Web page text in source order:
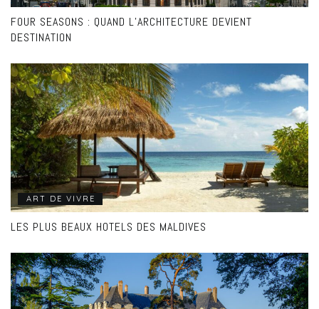
FOUR SEASONS : QUAND L’ARCHITECTURE DEVIENT
DESTINATION
ART DE VIVRE
LES PLUS BEAUX HOTELS DES MALDIVES